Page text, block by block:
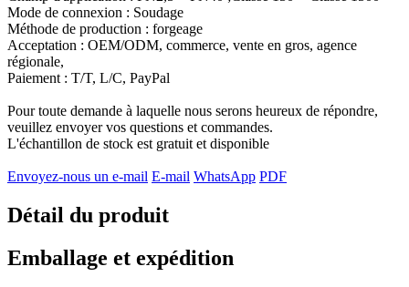
Mode de connexion : Soudage
Méthode de production : forgeage
Acceptation : OEM/ODM, commerce, vente en gros, agence
régionale,
Paiement : T/T, L/C, PayPal
Pour toute demande à laquelle nous serons heureux de répondre,
veuillez envoyer vos questions et commandes.
L'échantillon de stock est gratuit et disponible
Envoyez-nous un e-mail E-mail WhatsApp PDF
Détail du produit
Emballage et expédition